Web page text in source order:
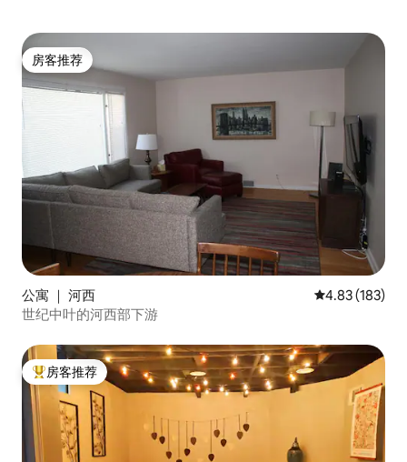
房客推荐
房客推荐
公寓 ｜ 河西 平均评分 4.83
4.83 (183)
世纪中叶的河西部下游
热门「房客推荐」
房客推荐